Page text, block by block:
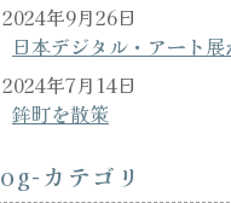
日本デジタル・アート展
2024年9月26日
鉾町を散策
2024年7月14日
カテゴリ